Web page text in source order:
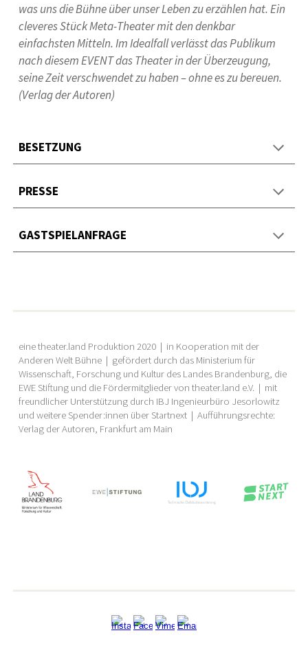
was uns die Bühne über unser Leben zu erzählen hat. Ein
cleveres Stück Meta-Theater mit den denkbar
einfachsten Mitteln. Im Idealfall verlässt das Publikum
nach diesem EVENT das Theater in der Überzeugung,
seine Zeit verschwendet zu haben – ohne es zu bereuen.
(Verlag der Autoren)
BESETZUNG
PRESSE
GASTSPIELANFRAGE
eine theater.land Produktion 2020 | in Kooperation mit der
Anderen Welt Bühne | gefördert durch das Ministerium für
Wissenschaft, Forschung und Kultur des Landes Brandenburg, die
EWE Stiftung und die Fördermitglieder von theater.land e.V. | mit
freundlicher Unterstützung durch IBJ Ingenieurbüro Jesorlowitz
und weitere Spender:innen über Startnext | Aufführungsrechte:
Verlag der Autoren, Frankfurt am Main